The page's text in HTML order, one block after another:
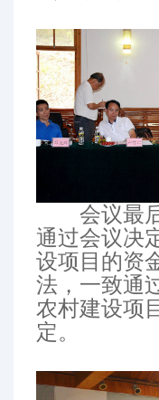
会议最后
通过会议决
设项目的资
法，一致通
农村建设项
定。